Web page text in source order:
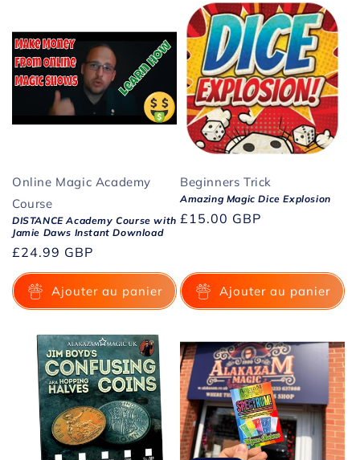
Online Magic Academy
Course
DISTANCE Academy Course with
Jamie Daws Instant Download
Prix
habituel
£24.99 GBP
Ajouter au panier
Beginners Trick
Amazing Magic Dice Explosion
Prix
£15.00 GBP
Ajouter au panier